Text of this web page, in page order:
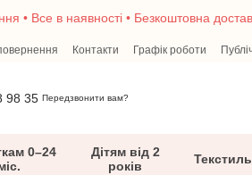
• Все в наявності • Безкоштовна
Контакти Графік роботи
98 35 Передзвонити вам?
0–24
Дітям від 2
років
Текстиль